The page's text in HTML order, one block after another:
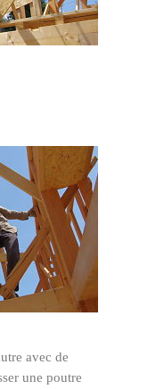
avec de
une poutre